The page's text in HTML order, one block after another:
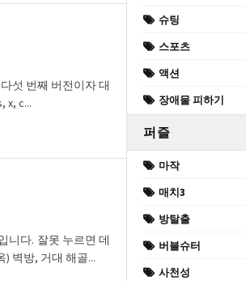
섯 번째 버전이자 대
x, c...
니다. 잘못 누르면 데
벽방, 거대 해골...
슈팅
스포츠
액션
장애물 피하기
퍼즐
마작
매치3
방탈출
버블슈터
사천성